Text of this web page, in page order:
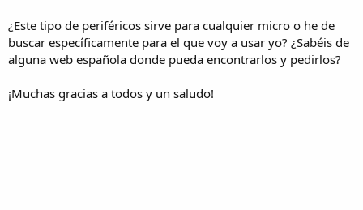
¿Este tipo de periféricos sirve para cualquier micro o he de
buscar específicamente para el que voy a usar yo? ¿Sabéis de
alguna web española donde pueda encontrarlos y pedirlos?
¡Muchas gracias a todos y un saludo!